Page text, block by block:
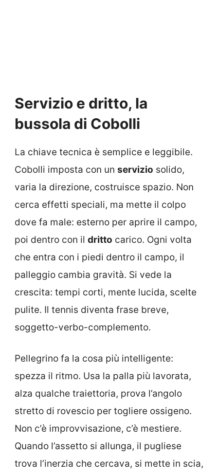
Servizio e dritto, la
bussola di Cobolli
La chiave tecnica è semplice e leggibile.
Cobolli imposta con un servizio solido,
varia la direzione, costruisce spazio. Non
cerca effetti speciali, ma mette il colpo
dove fa male: esterno per aprire il campo,
poi dentro con il dritto carico. Ogni volta
che entra con i piedi dentro il campo, il
palleggio cambia gravità. Si vede la
crescita: tempi corti, mente lucida, scelte
pulite. Il tennis diventa frase breve,
soggetto-verbo-complemento.
Pellegrino fa la cosa più intelligente:
spezza il ritmo. Usa la palla più lavorata,
alza qualche traiettoria, prova l’angolo
stretto di rovescio per togliere ossigeno.
Non c’è improvvisazione, c’è mestiere.
Quando l’assetto si allunga, il pugliese
trova l’inerzia che cercava, si mette in scia,